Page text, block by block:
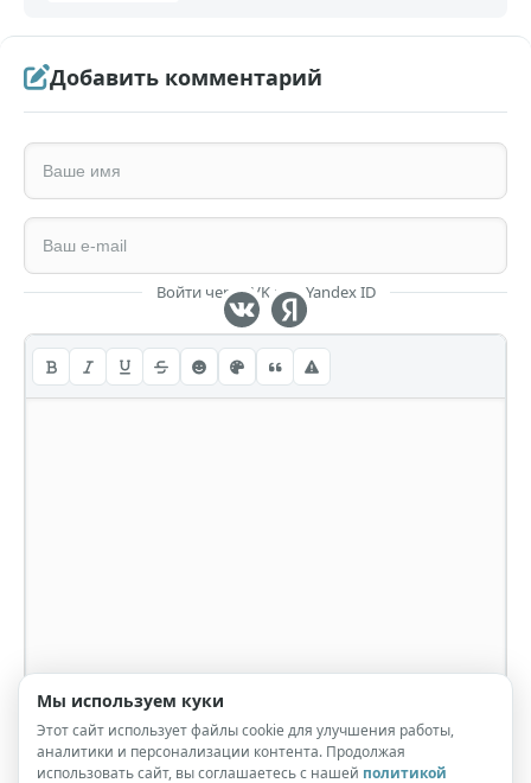
Добавить комментарий
Войти через VK или Yandex ID
Мы используем куки
Этот сайт использует файлы cookie для улучшения работы,
аналитики и персонализации контента. Продолжая
использовать сайт, вы соглашаетесь с нашей политикой